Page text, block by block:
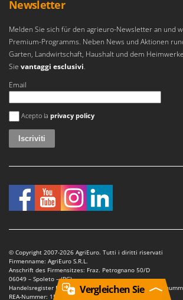
Newsletter
Melden Sie sich für den agrieuro-Newsletter an und
Premium-Programms. Neben News und Aktionen
Garten, Landwirtschaft, Haushalt und dem
Sie vantaggi esclusivi.
Email
Si è verificato un errore
Acepto la privacy policy
© Copyright 2007-2026 AgriEuro. Tutti i diritti riservati
Firmenname: AgriEuro S.R.L.
Anschrift des Firmensitzes: Fraz. Petrognano 50/D
06049 – Spoleto – (PG)
Handelsregister Perugia – Umsatzsteuer-
REA-Nummer: 150802
Vergleichen Sie